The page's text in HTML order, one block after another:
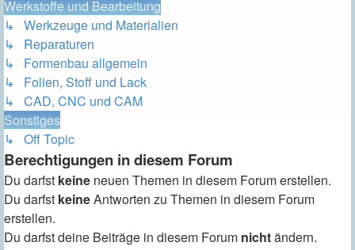
Werkstoffe und Bearbeitung
↳ Werkzeuge und Materialien
↳ Reparaturen
↳ Formenbau allgemein
↳ Folien, Stoff und Lack
↳ CAD, CNC und CAM
Sonstiges
↳ Off Topic
Berechtigungen in diesem Forum
Du darfst keine neuen Themen in diesem Forum erstellen.
Du darfst keineAntworten zu Themen in diesem Forum
erstellen.
Du darfst deine Beiträge in diesem Forum nichtändern.